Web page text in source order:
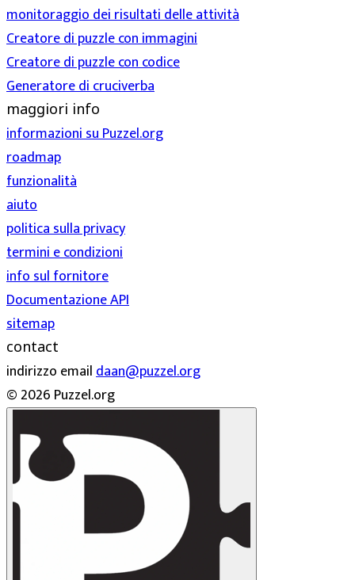
monitoraggio dei risultati delle attività
Creatore di puzzle con immagini
Creatore di puzzle con codice
Generatore di cruciverba
maggiori info
informazioni su Puzzel.org
roadmap
funzionalità
aiuto
politica sulla privacy
termini e condizioni
info sul fornitore
Documentazione API
sitemap
contact
indirizzo emaildaan@puzzel.org
© 2026 Puzzel.org